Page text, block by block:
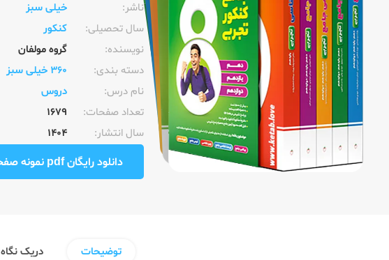
ناشر:‌
خیلی سبز
سال تحصیلی:‌
کنکور
نویسنده:‌
گروه مولفان
دسته بندی:
360 خیلی سبز
نام درس:
دروس
تعداد صفحات:‌
1679
سال انتشار:‌
1404
دانلود رایگان pdf نمونه صفحات کتاب
توضیحات دریک نگاه